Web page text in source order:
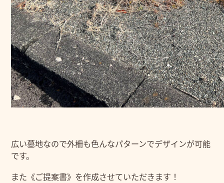
広い墓地なので外柵も色んなパターンでデザインが可能
です。
また《ご提案書》を作成させていただきます！